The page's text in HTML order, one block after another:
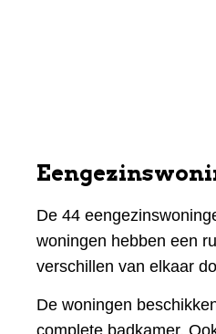
De 44
woningen hebben een
verschillen van elkaar
De woningen